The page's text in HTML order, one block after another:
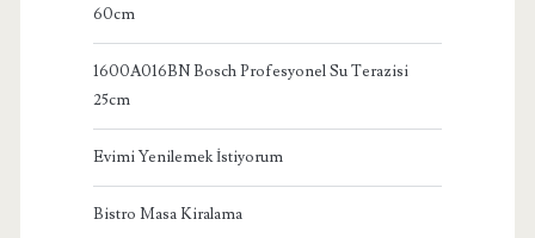
60cm
1600A016BN Bosch Profesyonel Su Terazisi
25cm
Evimi Yenilemek İstiyorum
Bistro Masa Kiralama